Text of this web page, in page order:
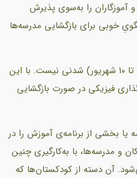
آموزگاران را به‌سوی پذیرش
خوبی برای بازگشایی مدرسه‌ها
، نخست‌وزیر اسکاتلند گفته است بازگشایی مدرسه‌ها تا ماه آگوست (۱۰ مرداد تا ۱۰ شهریور) شدنی نیست. با این
فیزیکی در صورت بازگشایی
یا بخشی از برنامه‌ی آموزش را در
و مدرسه‌ها، با به‌کارگیری چنین
آن دسته از کودکستان‌ها که